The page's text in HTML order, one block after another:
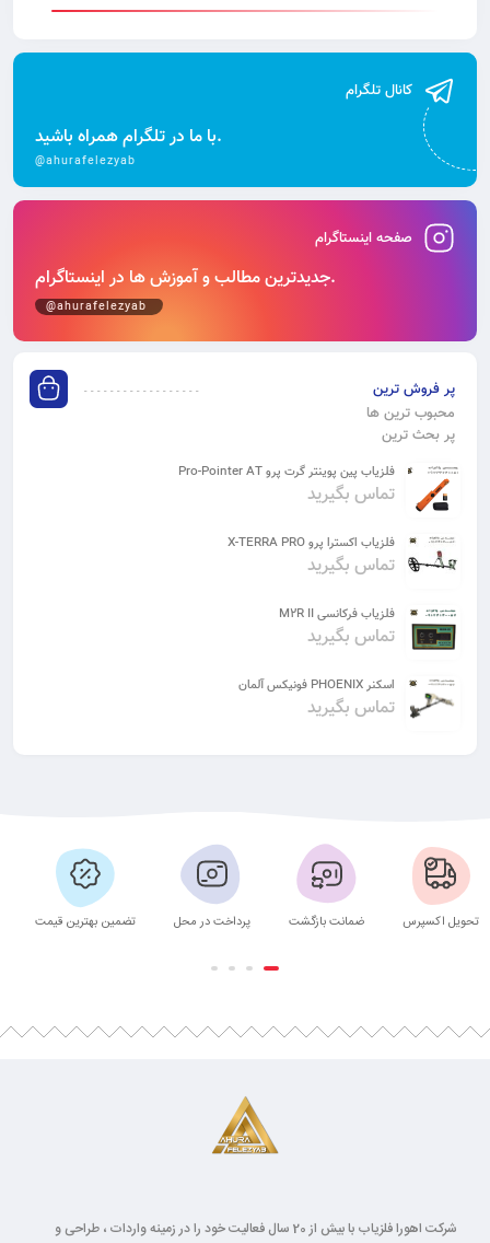
کانال تلگرام
با ما در تلگرام همراه باشید.
@ahurafelezyab
صفحه اینستاگرام
جدیدترین مطالب و آموزش‌ ها در اینستاگرام.
@ahurafelezyab
پر فروش ترین
محبوب ترین ها
پر بحث ترین
فلزیاب پین پوینتر گرت پرو Pro-Pointer AT
تماس بگیرید
فلزیاب اکسترا پرو X-TERRA PRO
تماس بگیرید
فلزیاب فرکانسی M2R II
تماس بگیرید
اسکنر PHOENIX فونیکس آلمان
تماس بگیرید
تحویل اکسپرس ضمانت بازگشت پرداخت در محل تضمین بهترین قیمت
شرکت اهورا فلزیاب با بیش از 20 سال فعالیت خود را در زمینه واردات ، طراحی و